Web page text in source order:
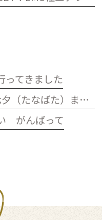
ってきました
2025 一宮（いちのみや）七夕（たなばた）まつり おりもの感謝祭
がんばって